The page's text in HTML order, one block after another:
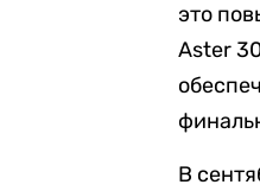
это
Aster
В